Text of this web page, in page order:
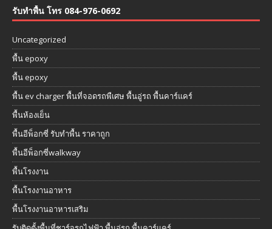
รับทำพื้น โทร 084-976-0692
Uncategorized
พื้น epoxy
พื้น epoxy
พื้น ev charger พื้นที่จอดรถพืเศษ พื้นอู่รถ พื้นคาร์แคร์
พื้นห้องเย็น
พื้นอีพ็อกซี่ รับทำพื้น ราคาถูก
พื้นอีพ็อกซี่walkway
พื้นโรงงาน
พื้นโรงงานอาหาร
พื้นโรงงานอาหารเสริม